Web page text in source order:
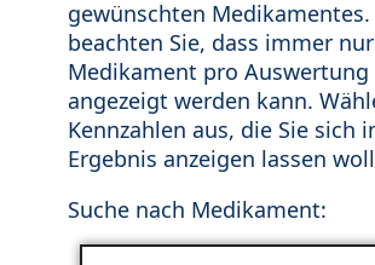
gewünschten
beachten Sie, dass immer
Medikament pro Auswertung
angezeigt werden kann.
Kennzahlen aus, die Sie sich
Ergebnis anzeigen lassen
Suche nach Medikament: